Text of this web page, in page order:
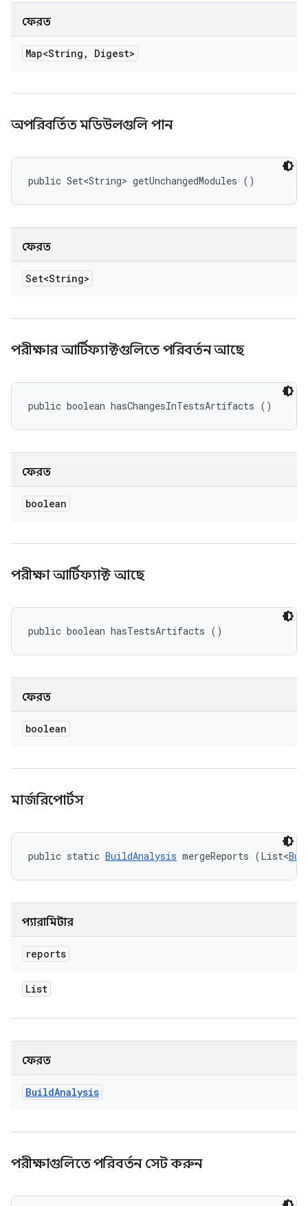
ফেরত
Map<String , Digest>
অপরিবর্তিত মডিউলগুলি পান
public Set<String> getUnchangedModules ()
ফেরত
Set<String>
পরীক্ষার আর্টিফ্যাক্টগুলিতে পরিবর্তন আছে
public boolean hasChangesInTestsArtifacts ()
ফেরত
boolean
পরীক্ষা আর্টিফ্যাক্ট আছে
public boolean hasTestsArtifacts ()
ফেরত
boolean
মার্জরিপোর্টস
public static BuildAnalysis mergeReports (List<
প্যারামিটার
reports
List
ফেরত
BuildAnalysis
পরীক্ষাগুলিতে পরিবর্তন সেট করুন